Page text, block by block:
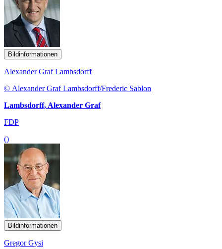
Bildinformationen
Alexander Graf Lambsdorff
© Alexander Graf Lambsdorff/Frederic Sablon
Lambsdorff, Alexander Graf
FDP
()
Bildinformationen
Gregor Gysi